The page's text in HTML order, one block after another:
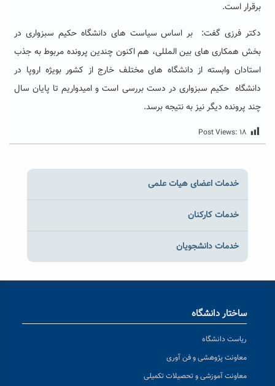
برقرار است.
دکتر فرزی گفت: بر اساس سیاست های دانشگاه حکیم سبزواری در
بخش همکاری های بین المللی، هم اکنون چندین پرونده مربوط به جذب
استادان وابسته از دانشگاه های مختلف خارج از کشور بویژه اروپا در
دانشگاه حکیم سبزواری در دست بررسی است و امیدواریم تا پایان سال
چند پرونده دیگر نیز به نتیجه برسد.
Post Views: ۱۸
خدمات اعضای هیات علمی
خدمات کارکنان
خدمات دانشجویان
ساختار دانشگاه
ریاست دانشگاه
معاونت پژوهشی و فن آوری
معاونت آموزشی و تحصیلات تکمیلی